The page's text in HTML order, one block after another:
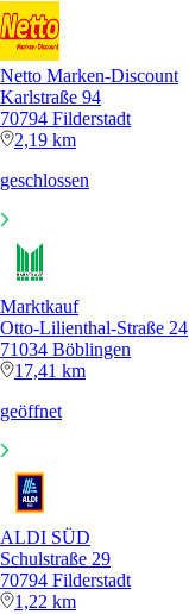
Netto Marken-Discount
Karlstraße 94
70794 Filderstadt
2,19 km
geschlossen
Marktkauf
Otto-Lilienthal-Straße 24
71034 Böblingen
17,41 km
geöffnet
ALDI SÜD
Schulstraße 29
70794 Filderstadt
1,22 km